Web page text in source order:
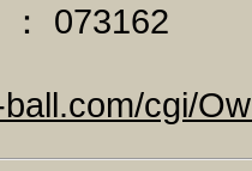
073162
cgi/